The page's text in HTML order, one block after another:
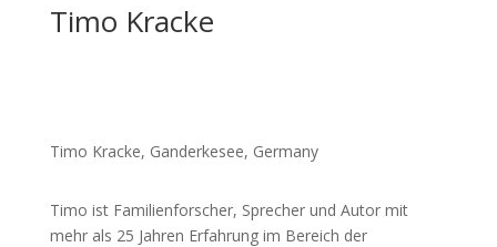
Timo Kracke
Timo Kracke, Ganderkesee, Germany
Timo ist Familienforscher, Sprecher und Autor mit
mehr als 25 Jahren Erfahrung im Bereich der